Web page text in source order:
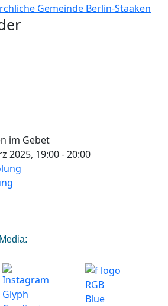
im Gebet
2025, 19:00 - 20:00